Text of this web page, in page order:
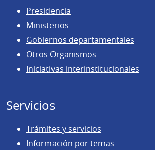
Presidencia
Ministerios
Gobiernos departamentales
Otros Organismos
Iniciativas interinstitucionales
Servicios
Trámites y servicios
Información por temas